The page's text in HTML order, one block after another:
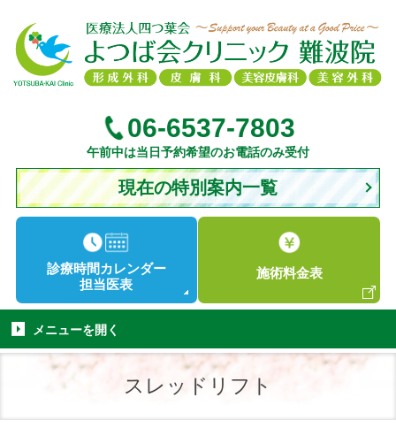
06-6537-7803
午前中は当日予約希望のお電話のみ受付
現在の特別案内一覧
診療時間 カレンダー
担当医表
施術料金表
メニューを開く
スレッドリフト